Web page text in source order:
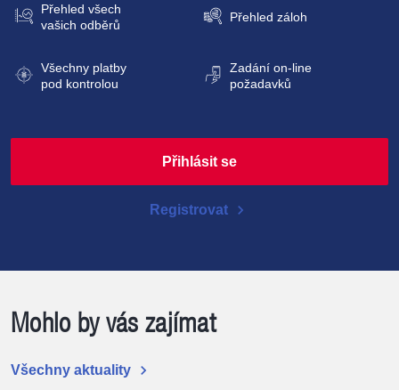
Přehled všech
vašich odběrů
Přehled záloh
Všechny platby
pod kontrolou
Zadání on-line
požadavků
Přihlásit se
Registrovat chevron_right
Mohlo by vás zajímat
Všechny aktuality chevron_right